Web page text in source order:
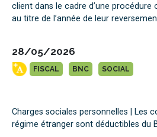
client dans le cadre d’une procédure
au titre de l’année de leur
28/05/2026
FISCAL BNC SOCIAL
Charges sociales personnelles | Les
régime étranger sont déductibles du